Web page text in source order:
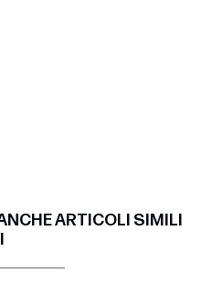
ARTICOLI SIMILI